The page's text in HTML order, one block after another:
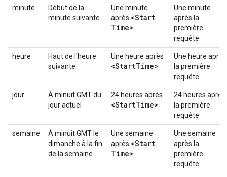
minute
Début de la
minute suivante
Une minute
après <Start
Time>
Une minute
après la
première
requête
heure
Haut de l'heure
suivante
Une heure après
<StartTime>
Une heure après
la première
requête
jour
À minuit GMT du
jour actuel
24 heures après
<StartTime>
24 heures après
la première
requête
semaine
À minuit GMT le
dimanche à la fin
de la semaine
Une semaine
après <Start
Time>
Une semaine
après la
première
requête